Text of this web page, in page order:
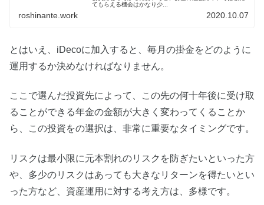
てもらえる機会はかなり少...
roshinante.work 2020.10.07
とはいえ、iDecoに加入すると、毎月の掛金をどのように
運用するか決めなければなりません。
ここで選んだ投資先によって、この先の何十年後に受け取
ることができる年金の金額が大きく変わってくることか
ら、この投資をの選択は、非常に重要なタイミングです。
リスクは最小限に元本割れのリスクを防ぎたいといった方
や、多少のリスクはあっても大きなリターンを得たいとい
った方など、資産運用に対する考え方は、多様です。